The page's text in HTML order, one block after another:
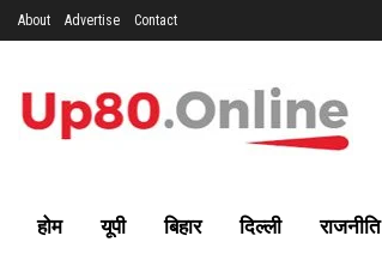
About Advertise Contact
होम यूपी बिहार दिल्ली राजनीति